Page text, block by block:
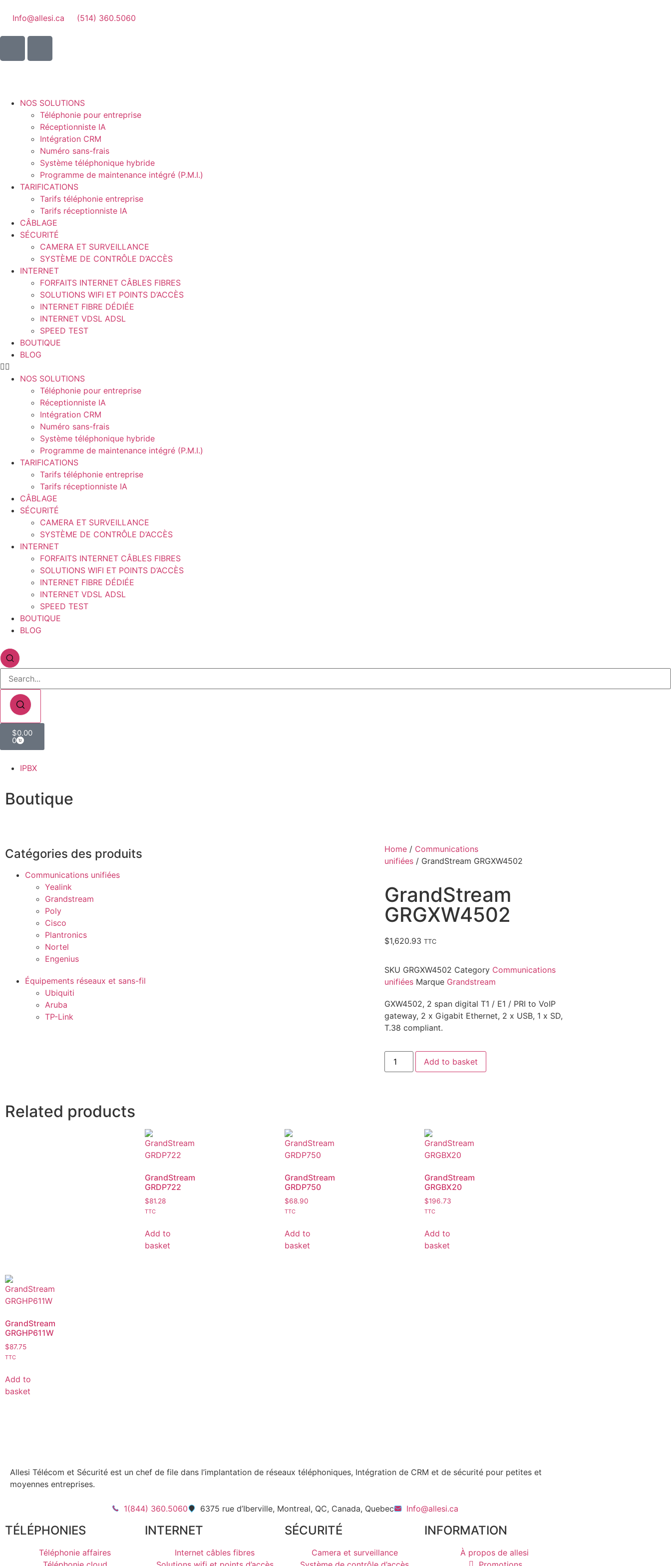
Info@allesi.ca (514) 360.5060
NOS SOLUTIONS
Téléphonie pour entreprise
Réceptionniste IA
Intégration CRM
Numéro sans-frais
Système téléphonique hybride
Programme de maintenance intégré (P.M.I.)
TARIFICATIONS
Tarifs téléphonie entreprise
Tarifs réceptionniste IA
CÂBLAGE
SÉCURITÉ
CAMERA ET SURVEILLANCE
SYSTÈME DE CONTRÔLE D’ACCÈS
INTERNET
FORFAITS INTERNET CÂBLES FIBRES
SOLUTIONS WIFI ET POINTS D’ACCÈS
INTERNET FIBRE DÉDIÉE
INTERNET VDSL ADSL
SPEED TEST
BOUTIQUE
BLOG
NOS SOLUTIONS
Téléphonie pour entreprise
Réceptionniste IA
Intégration CRM
Numéro sans-frais
Système téléphonique hybride
Programme de maintenance intégré (P.M.I.)
TARIFICATIONS
Tarifs téléphonie entreprise
Tarifs réceptionniste IA
CÂBLAGE
SÉCURITÉ
CAMERA ET SURVEILLANCE
SYSTÈME DE CONTRÔLE D’ACCÈS
INTERNET
FORFAITS INTERNET CÂBLES FIBRES
SOLUTIONS WIFI ET POINTS D’ACCÈS
INTERNET FIBRE DÉDIÉE
INTERNET VDSL ADSL
SPEED TEST
BOUTIQUE
BLOG
$0.00
0
IPBX
Boutique
Catégories des produits
Communications unifiées
Yealink
Grandstream
Poly
Cisco
Plantronics
Nortel
Engenius
Équipements réseaux et sans-fil
Ubiquiti
Aruba
TP-Link
Home/ Communications
unifiées/ GrandStream GRGXW4502
GrandStream
GRGXW4502
$1,620.93 TTC
SKU GRGXW4502 Category Communications
unifiées Marque Grandstream
GXW4502, 2 span digital T1 / E1 / PRI to VoIP
gateway, 2 x Gigabit Ethernet, 2 x USB, 1 x SD,
T.38 compliant.
Add to basket
Related products
GrandStream
GRDP722
$81.28
TTC
Add to
basket
GrandStream
GRDP750
$68.90
TTC
Add to
basket
GrandStream
GRGBX20
$196.73
TTC
Add to
basket
GrandStream
GRGHP611W
$87.75
TTC
Add to
basket
Allesi Télécom et Sécurité est un chef de file dans l’implantation de réseaux téléphoniques, Intégration de CRM et de sécurité pour petites et
moyennes entreprises.
1(844) 360.5060 6375 rue d’Iberville, Montreal, QC, Canada, Quebec Info@allesi.ca
TÉLÉPHONIES
Téléphonie affaires
INTERNET
Internet câbles fibres
SÉCURITÉ
Camera et surveillance
INFORMATION
À propos de allesi